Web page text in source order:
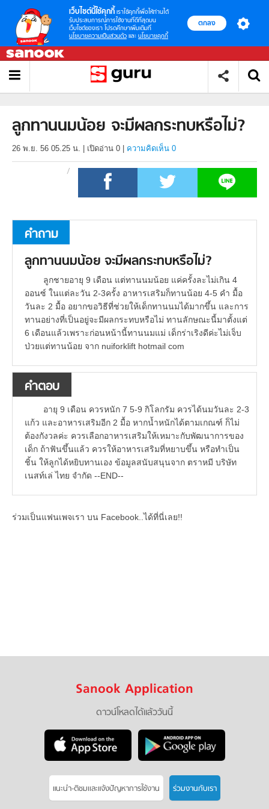
เว็บไซต์นี้ใช้คุกกี้ เราใช้คุกกี้เพื่อให้ท่านได้
รับประสบการณ์การใช้งานที่ดีที่สุดบน
เว็บไซต์ของเรา โปรดศึกษาเพิ่มเติมที่
นโยบายความเป็นส่วนตัว และ นโยบายคุกกี้
ตกลง
ลูกทานนมน้อย จะมีผลกระทบหรือไม่?
26 พ.ย. 56 05.25 น. เปิดอ่าน 0 ความคิดเห็น 0
คำถาม
ลูกทานนมน้อย จะมีผลกระทบหรือไม่?
ลูกชายอายุ 9 เดือน แต่ทานนมน้อย แค่ครั้งละไม่เกิน 4
ออนซ์ ในแต่ละวัน 2-3ครั้ง อาหารเสริมก็ทานน้อย 4-5 คำ มื้อ
วันละ 2 มื้อ อยากขอวิธีที่ช่วยให้เด็กทานนมได้มากขึ้น และการ
ทานอย่างที่เป็นอยู่จะมีผลกระทบหรือไม่ ทานลักษณะนี้มาตั้งแต่
6 เดือนแล้วเพราะก่อนหน้านี้ทานนมแม่ เด็กร่าเริงดีค่ะไม่เจ็บ
ป่วยแต่ทานน้อย จาก nuiforklift hotmail com
คำตอบ
อายุ 9 เดือน ควรหนัก 7 5-9 กิโลกรัม ควรได้นมวันละ 2-3
แก้ว และอาหารเสริมอีก 2 มื้อ หากน้ำหนักได้ตามเกณฑ์ ก็ไม่
ต้องกังวลค่ะ ควรเลือกอาหารเสริมให้เหมาะกับพัฒนาการของ
เด็ก ถ้าฟันขึ้นแล้ว ควรให้อาหารเสริมที่หยาบขึ้น หรือทำเป็น
ชิ้น ให้ลูกได้หยิบทานเอง ข้อมูลสนับสนุนจาก ตราหมี บริษัท
เนสท์เล่ ไทย จำกัด --END--
ร่วมเป็นแฟนเพจเรา บน Facebook..ได้ที่นี่เลย!!
Sanook Application
ดาวน์โหลดได้แล้ววันนี้
แนะนำ-ติชมเเละแจ้งปัญหาการใช้งาน ร่วมงานกับเรา